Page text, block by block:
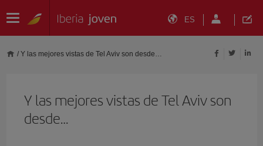
ES
/ Y las mejores vistas de Tel Aviv son desde…
Y las mejores vistas de Tel Aviv son
desde…